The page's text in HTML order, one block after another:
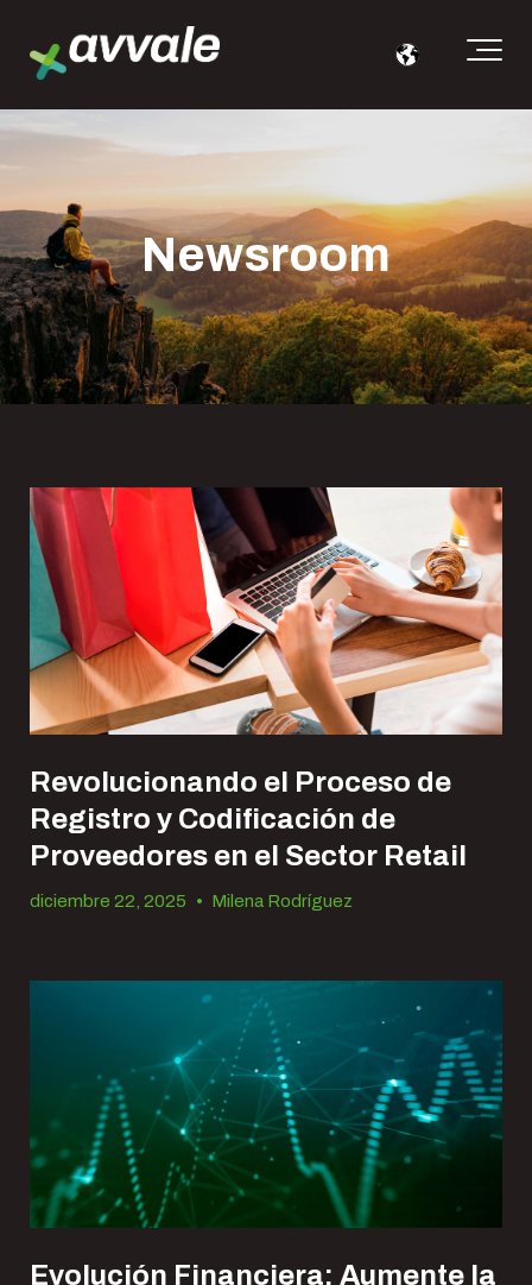
Newsroom
Revolucionando el Proceso de
Registro y Codificación de
Proveedores en el Sector Retail
diciembre 22, 2025 • Milena Rodríguez
Evolución Financiera: Aumente la